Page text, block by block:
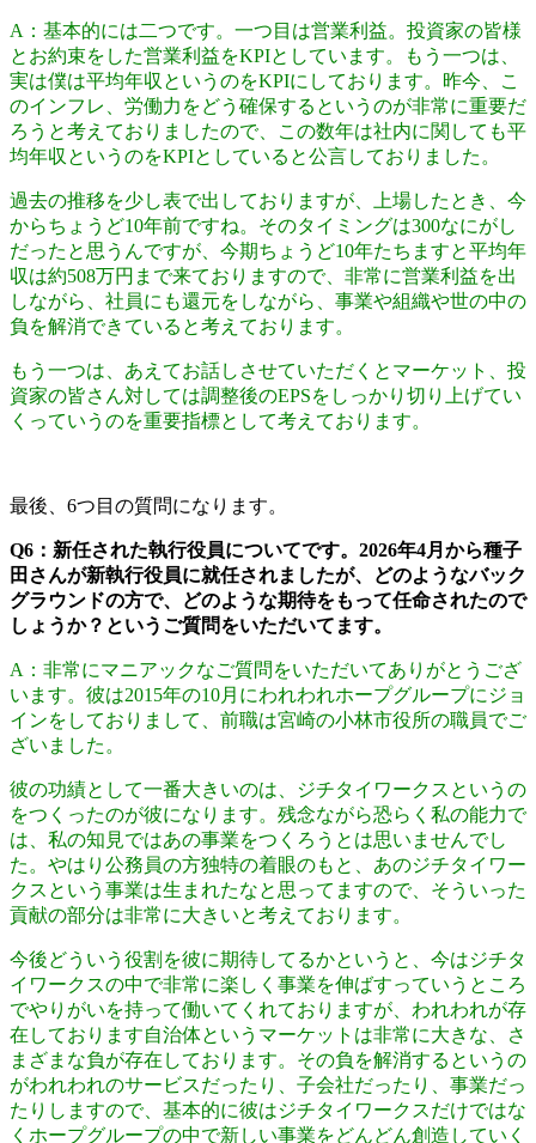
A：基本的には二つです。一つ目は営業利益。投資家の皆様
とお約束をした営業利益をKPIとしています。もう一つは、
実は僕は平均年収というのをKPIにしております。昨今、こ
のインフレ、労働力をどう確保するというのが非常に重要だ
ろうと考えておりましたので、この数年は社内に関しても平
均年収というのをKPIとしていると公言しておりました。
過去の推移を少し表で出しておりますが、上場したとき、今
からちょうど10年前ですね。そのタイミングは300なにがし
だったと思うんですが、今期ちょうど10年たちますと平均年
収は約508万円まで来ておりますので、非常に営業利益を出
しながら、社員にも還元をしながら、事業や組織や世の中の
負を解消できていると考えております。
もう一つは、あえてお話しさせていただくとマーケット、投
資家の皆さん対しては調整後のEPSをしっかり切り上げてい
くっていうのを重要指標として考えております。
最後、6つ目の質問になります。
Q6：新任された執行役員についてです。2026年4月から種子
田さんが新執行役員に就任されましたが、どのようなバック
グラウンドの方で、どのような期待をもって任命されたので
しょうか？というご質問をいただいてます。
A：非常にマニアックなご質問をいただいてありがとうござ
います。彼は2015年の10月にわれわれホープグループにジョ
インをしておりまして、前職は宮崎の小林市役所の職員でご
ざいました。
彼の功績として一番大きいのは、ジチタイワークスというの
をつくったのが彼になります。残念ながら恐らく私の能力で
は、私の知見ではあの事業をつくろうとは思いませんでし
た。やはり公務員の方独特の着眼のもと、あのジチタイワー
クスという事業は生まれたなと思ってますので、そういった
貢献の部分は非常に大きいと考えております。
今後どういう役割を彼に期待してるかというと、今はジチタ
イワークスの中で非常に楽しく事業を伸ばすっていうところ
でやりがいを持って働いてくれておりますが、われわれが存
在しております自治体というマーケットは非常に大きな、さ
まざまな負が存在しております。その負を解消するというの
がわれわれのサービスだったり、子会社だったり、事業だっ
たりしますので、基本的に彼はジチタイワークスだけではな
くホープグループの中で新しい事業をどんどん創造していく